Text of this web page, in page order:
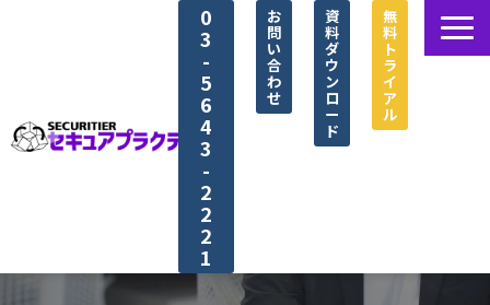
0
3
-
5
6
4
3
-
2
2
2
1
お
問
い
合
わ
せ
資
料
ダ
ウ
ン
ロ
ー
ド
無
料
ト
ラ
イ
ア
ル
セキュアプラクティス®とは